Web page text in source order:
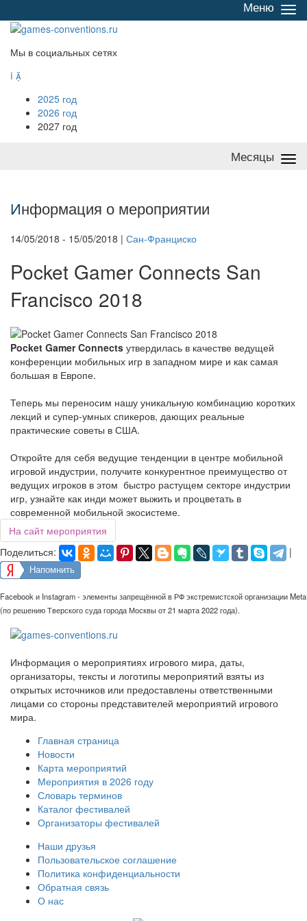
/
Меню
Мы в социальных сетях
 
2025 год
2026 год
2027 год
Месяцы
Информация о мероприятии
14/05/2018 - 15/05/2018 | Сан-Франциско
Pocket Gamer Connects San
Francisco 2018
Pocket Gamer Connects утвердилась в качестве ведущей
конференции мобильных игр в западном мире и как самая
большая в Европе.
Теперь мы переносим нашу уникальную комбинацию коротких
лекций и супер-умных спикеров, дающих реальные
практические советы в США.
Откройте для себя ведущие тенденции в центре мобильной
игровой индустрии, получите конкурентное преимущество от
ведущих игроков в этом быстро растущем секторе индустрии
игр, узнайте как инди может выжить и процветать в
современной мобильной экосистеме.
На сайт мероприятия
Поделиться:
|
Напомнить
Facebook и Instagram - элементы запрещённой в РФ экстремистской организации Meta
(по решению Тверского суда города Москвы от 21 марта 2022 года).
Информация о мероприятиях игрового мира, даты,
организаторы, тексты и логотипы мероприятий взяты из
открытых источников или предоставлены ответственными
лицами со стороны представителей мероприятий игрового
мира.
Главная страница
Новости
Карта мероприятий
Мероприятия в 2026 году
Словарь терминов
Каталог фестивалей
Организаторы фестивалей
Наши друзья
Пользовательское соглашение
Политика конфиденциальности
Обратная связь
О нас